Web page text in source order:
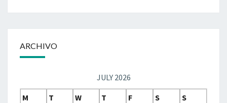
ARCHIVO
JULY 2026
M
T W T F S
S